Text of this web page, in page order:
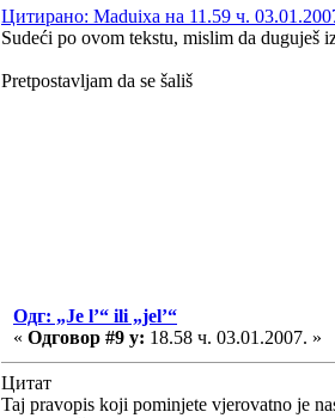
Цитирано: Maduixa на 11.59 ч.
Sudeći po ovom tekstu, mislim da duguješ
Pretpostavljam da se šališ
Одг: „Je l’“ ili „jel’“
« Одговор #9 у: 18.58 ч. 03.01.2007. »
Цитат
Taj pravopis koji pominjete vjerovatno je